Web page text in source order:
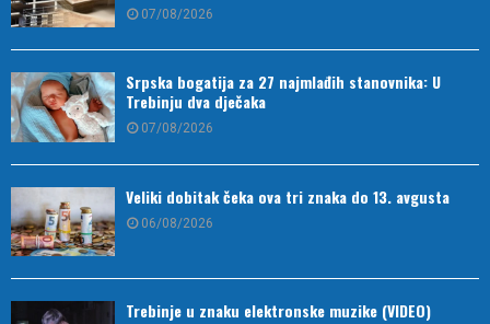
07/08/2026
Srpska bogatija za 27 najmlađih stanovnika: U
Trebinju dva dječaka
07/08/2026
Veliki dobitak čeka ova tri znaka do 13. avgusta
06/08/2026
Trebinje u znaku elektronske muzike (VIDEO)